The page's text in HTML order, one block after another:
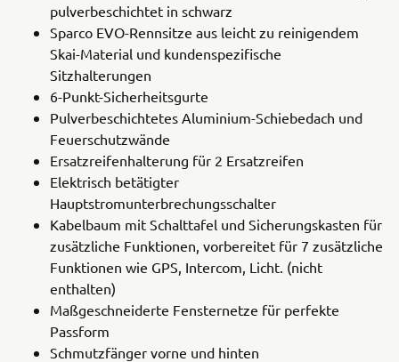
pulverbeschichtet in schwarz
Sparco EVO-Rennsitze aus leicht zu reinigendem
Skai-Material und kundenspezifische
Sitzhalterungen
6-Punkt-Sicherheitsgurte
Pulverbeschichtetes Aluminium-Schiebedach und
Feuerschutzwände
Ersatzreifenhalterung für 2 Ersatzreifen
Elektrisch betätigter
Hauptstromunterbrechungsschalter
Kabelbaum mit Schalttafel und Sicherungskasten für
zusätzliche Funktionen, vorbereitet für 7 zusätzliche
Funktionen wie GPS, Intercom, Licht. (nicht
enthalten)
Maßgeschneiderte Fensternetze für perfekte
Passform
Schmutzfänger vorne und hinten